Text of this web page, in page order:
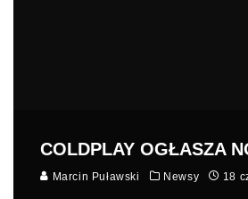
COLDPLAY OGŁASZA
Marcin Puławski Newsy 18